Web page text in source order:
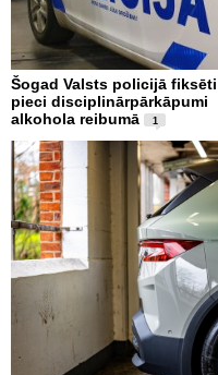
Šogad Valsts policijā fiksēti
pieci disciplinārpārkāpumi
alkohola reibumā
1